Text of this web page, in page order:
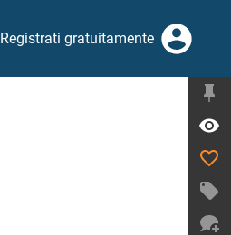
Registrati gratuitamente